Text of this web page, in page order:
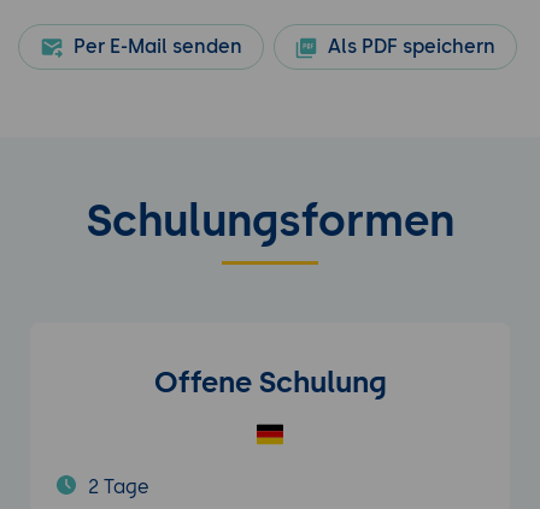
Per E-Mail senden Als PDF speichern
Schulungsformen
Offene Schulung
2 Tage